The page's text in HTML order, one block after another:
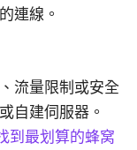
連線。
流量限制或安全
自建伺服器。
到最划算的蜂窝